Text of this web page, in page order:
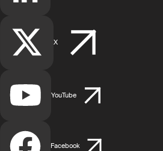
X
YouTube
Facebook